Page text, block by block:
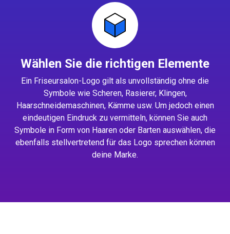
Wählen Sie die richtigen Elemente
Ein Friseursalon-Logo gilt als unvollständig ohne die
Symbole wie Scheren, Rasierer, Klingen,
Haarschneidemaschinen, Kämme usw. Um jedoch einen
eindeutigen Eindruck zu vermitteln, können Sie auch
Symbole in Form von Haaren oder Barten auswählen, die
ebenfalls stellvertretend für das Logo sprechen können
deine Marke.